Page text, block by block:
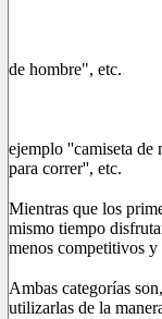
de hombre", etc.
ejemplo ''camiseta de
para correr'', etc.
Mientras que los
mismo tiempo
menos competitivos y
Ambas categorías
utilizarlas de la